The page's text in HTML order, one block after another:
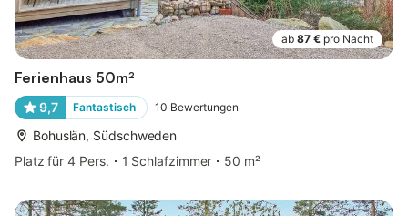
ab 87 € pro Nacht
Ferienhaus 50m²
9,7 Fantastisch 10 Bewertungen
Bohuslän, Südschweden
Platz für 4 Pers.
1 Schlafzimmer 50 m²